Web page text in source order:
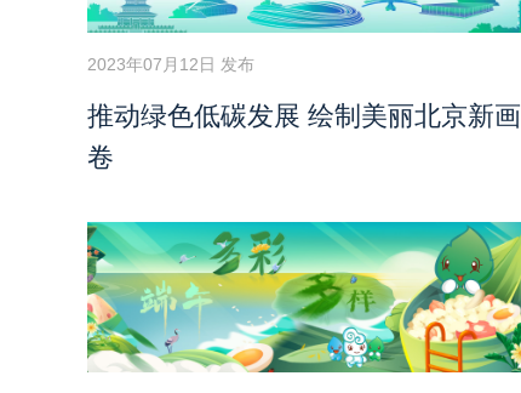
2023年07月12日 发布
推动绿色低碳发展 绘制美丽北京新画
卷